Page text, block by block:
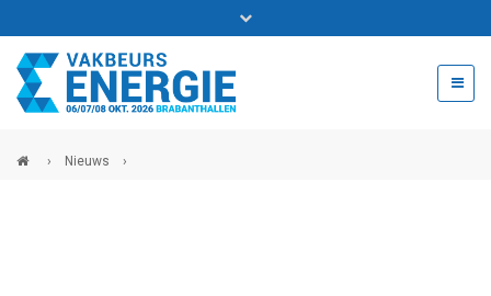
Bel ons voor info 0294 - 74 50 70
beurs@54events.nl
› Nieuws ›